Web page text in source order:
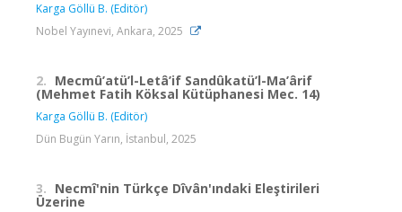
Karga Göllü B. (Editör)
Nobel Yayınevi, Ankara, 2025
2. Mecmû’atü’l-Letâ’if Sandûkatü’l-Ma’ârif
(Mehmet Fatih Köksal Kütüphanesi Mec. 14)
Karga Göllü B. (Editör)
Dün Bugün Yarın, İstanbul, 2025
3. Necmî'nin Türkçe Dîvân'ındaki Eleştirileri
Üzerine